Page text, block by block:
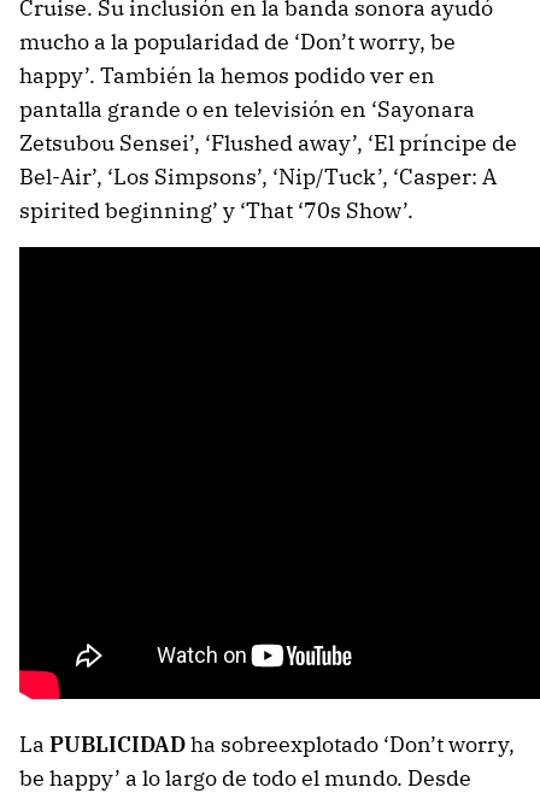
Cruise. Su inclusión en la banda sonora ayudó
mucho a la popularidad de ‘Don’t worry, be
happy’. También la hemos podido ver en
pantalla grande o en televisión en ‘Sayonara
Zetsubou Sensei’, ‘Flushed away’, ‘El príncipe de
Bel-Air’, ‘Los Simpsons’, ‘Nip/Tuck’, ‘Casper: A
spirited beginning’ y ‘That ‘70s Show’.
La PUBLICIDADha sobreexplotado ‘Don’t worry,
be happy’ a lo largo de todo el mundo. Desde